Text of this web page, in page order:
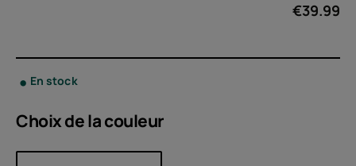
€39.99
En stock
Choix de lacouleur